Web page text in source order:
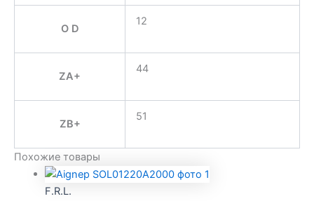
O D
12
ZA+
44
ZB+
51
Похожие товары
F.R.L.